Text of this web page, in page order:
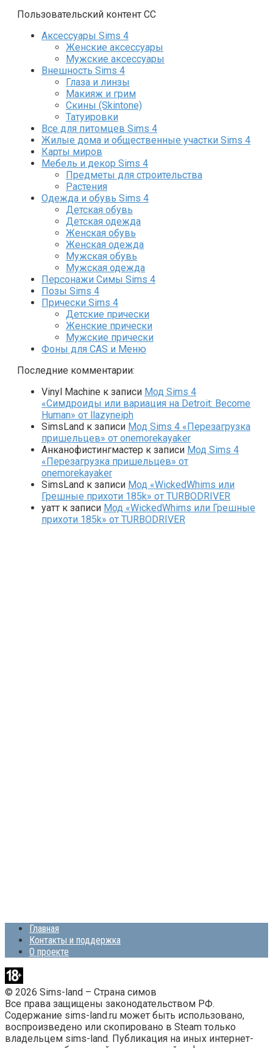
Пользовательский контент СС
Аксессуары Sims 4
Женские аксессуары
Мужские аксессуары
Внешность Sims 4
Глаза и линзы
Макияж и грим
Скины (Skintone)
Татуировки
Все для питомцев Sims 4
Жилые дома и общественные участки Sims 4
Карты миров
Мебель и декор Sims 4
Предметы для строительства
Растения
Одежда и обувь Sims 4
Детская обувь
Детская одежда
Женская обувь
Женская одежда
Мужская обувь
Мужская одежда
Персонажи Симы Sims 4
Позы Sims 4
Прически Sims 4
Детские прически
Женские прически
Мужские прически
Фоны для CAS и Меню
Последние комментарии:
Vinyl Machine к записи Мод Sims 4
«Симдроиды или вариация на Detroit: Become
Human» от llazyneiph
SimsLand к записи Мод Sims 4 «Перезагрузка
пришельцев» от onemorekayaker
Анканофистингмастер к записи Мод Sims 4
«Перезагрузка пришельцев» от
onemorekayaker
SimsLand к записи Мод «WickedWhims или
Грешные прихоти 185k» от TURBODRIVER
yaтт к записи Мод «WickedWhims или Грешные
прихоти 185k» от TURBODRIVER
Главная
Контакты и поддержка
О проекте
© 2026 Sims-land – Страна симов
Все права защищены законодательством РФ.
Содержание sims-land.ru может быть использовано,
воспроизведено или скопировано в Steam только
владельцем sims-land. Публикация на иных интернет-